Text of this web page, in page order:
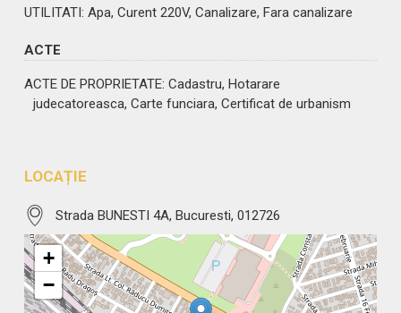
UTILITATI: Apa, Curent 220V, Canalizare, Fara canalizare
ACTE
ACTE DE PROPRIETATE: Cadastru, Hotarare
judecatoreasca, Carte funciara, Certificat de urbanism
LOCAȚIE
Strada BUNESTI 4A, Bucuresti, 012726
+
−